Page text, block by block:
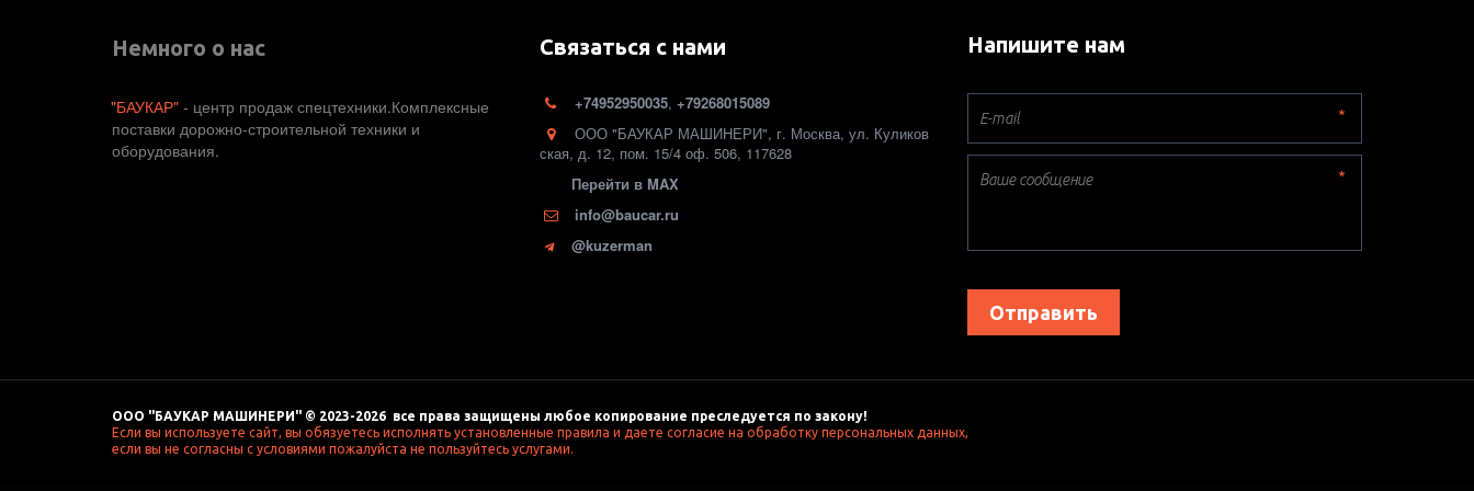
Немного о нас
"БАУКАР" - центр продаж спецтехники.Комплексные
поставки дорожно-строительной техники и
оборудования.
Связаться с нами
+74952950035, +79268015089
ООО "БАУКАР МАШИНЕРИ", г. Москва, ул. Куликов
ская, д. 12, пом. 15/4 оф. 506, 117628
Перейти в MAX
info@baucar.ru
@kuzerman
Напишите нам
*
*
Отправить
ООО "БАУКАР МАШИНЕРИ" © 2023-2026  все права защищены любое копирование преследуется по закону!
Если вы используете сайт, вы обязуетесь исполнять установленные правила и даете согласие на обработку персональных данных,
если вы не согласны с условиями пожалуйста не пользуйтесь услугами.